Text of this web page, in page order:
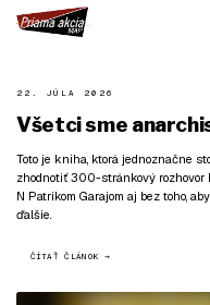
22. JÚLA 2026
Všetci sme
Toto je kniha, ktorá jednoznačne
zhodnotiť 300-stránkový rozhovor
N Patrikom Garajom aj bez toho,
ďalšie.
ČÍTAŤ ČLÁNOK →